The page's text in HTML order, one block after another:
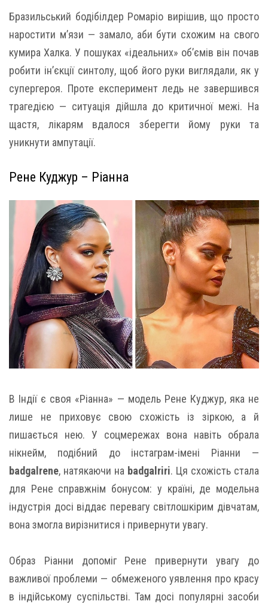
Бразильський бодібілдер Ромаріо вирішив, що просто
наростити м’язи — замало, аби бути схожим на свого
кумира Халка. У пошуках «ідеальних» об’ємів він почав
робити ін’єкції синтолу, щоб його руки виглядали, як у
супергероя. Проте експеримент ледь не завершився
трагедією — ситуація дійшла до критичної межі. На
щастя, лікарям вдалося зберегти йому руки та
уникнути ампутації.
Рене Куджур – Ріанна
В Індії є своя «Ріанна» — модель Рене Куджур, яка не
лише не приховує свою схожість із зіркою, а й
пишається нею. У соцмережах вона навіть обрала
нікнейм, подібний до інстаграм-імені Ріанни —
badgalrene, натякаючи на badgalriri. Ця схожість стала
для Рене справжнім бонусом: у країні, де модельна
індустрія досі віддає перевагу світлошкірим дівчатам,
вона змогла вирізнитися і привернути увагу.
Образ Ріанни допоміг Рене привернути увагу до
важливої проблеми — обмеженого уявлення про красу
в індійському суспільстві. Там досі популярні засоби